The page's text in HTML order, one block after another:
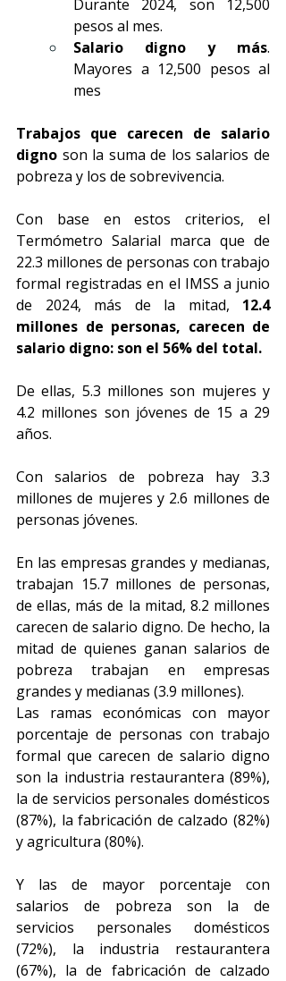
Durante 2024, son 12,500
pesos al mes.
Salario digno y más.
Mayores a 12,500 pesos al
mes
Trabajos que carecen de salario
digno son la suma de los salarios de
pobreza y los de sobrevivencia.
Con base en estos criterios, el
Termómetro Salarial marca que de
22.3 millones de personas con trabajo
formal registradas en el IMSS a junio
de 2024, más de la mitad, 12.4
millones de personas, carecen de
salario digno: son el 56% del total.
De ellas, 5.3 millones son mujeres y
4.2 millones son jóvenes de 15 a 29
años.
Con salarios de pobreza hay 3.3
millones de mujeres y 2.6 millones de
personas jóvenes.
En las empresas grandes y medianas,
trabajan 15.7 millones de personas,
de ellas, más de la mitad, 8.2 millones
carecen de salario digno. De hecho, la
mitad de quienes ganan salarios de
pobreza trabajan en empresas
grandes y medianas (3.9 millones).
Las ramas económicas con mayor
porcentaje de personas con trabajo
formal que carecen de salario digno
son la industria restaurantera (89%),
la de servicios personales domésticos
(87%), la fabricación de calzado (82%)
y agricultura (80%).
Y las de mayor porcentaje con
salarios de pobreza son la de
servicios personales domésticos
(72%), la industria restaurantera
(67%), la de fabricación de calzado